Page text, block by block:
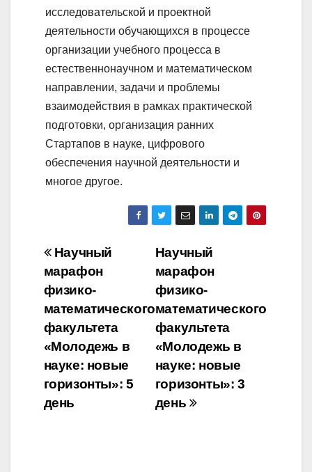
исследовательской и проектной
деятельности обучающихся в процессе
организации учебного процесса в
естественнонаучном и математическом
направлении, задачи и проблемы
взаимодействия в рамках практической
подготовки, организация ранних
Стартапов в науке, цифрового
обеспечения научной деятельности и
многое другое.
Навигация
по
записям
Научный
марафон
физико-
математического
факультета
«Молодежь в
науке: новые
горизонты»: 3
день
Научный
марафон
физико-
математического
факультета
«Молодежь в
науке: новые
горизонты»: 5
день